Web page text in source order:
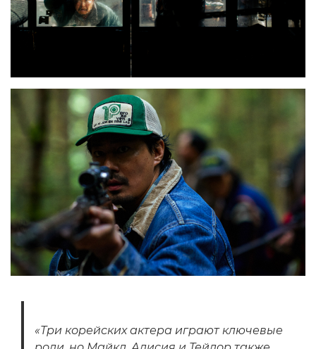
«Три корейских актера играют ключевые